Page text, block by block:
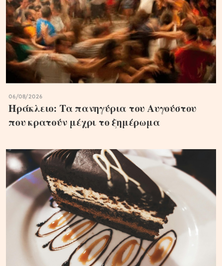
06/08/2026
Ηράκλειο: Τα πανηγύρια του Αυγούστου
που κρατούν μέχρι το ξημέρωμα